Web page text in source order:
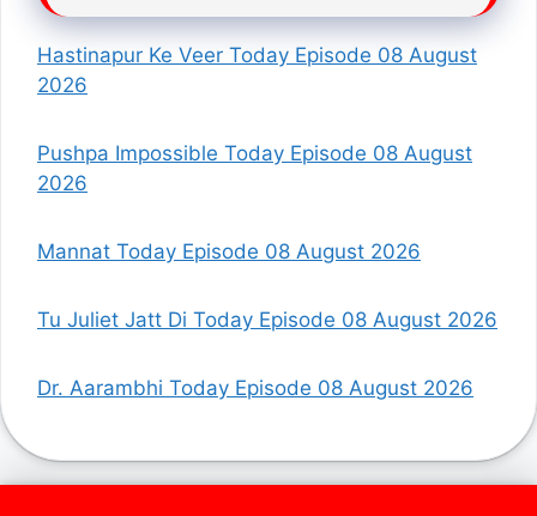
Hastinapur Ke Veer Today Episode 08 August
2026
Pushpa Impossible Today Episode 08 August
2026
Mannat Today Episode 08 August 2026
Tu Juliet Jatt Di Today Episode 08 August 2026
Dr. Aarambhi Today Episode 08 August 2026